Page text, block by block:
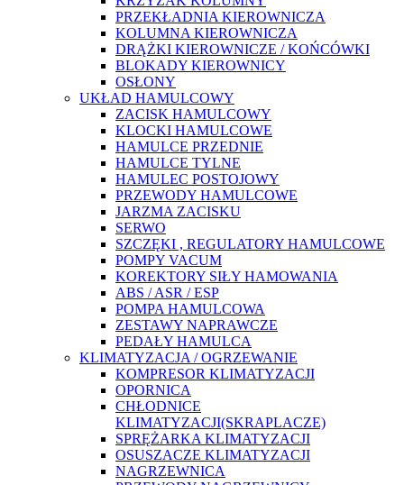
PRZEKŁADNIA KIEROWNICZA
KOLUMNA KIEROWNICZA
DRĄŻKI KIEROWNICZE / KOŃCÓWKI
BLOKADY KIEROWNICY
OSŁONY
UKŁAD HAMULCOWY
ZACISK HAMULCOWY
KLOCKI HAMULCOWE
HAMULCE PRZEDNIE
HAMULCE TYLNE
HAMULEC POSTOJOWY
PRZEWODY HAMULCOWE
JARZMA ZACISKU
SERWO
SZCZĘKI , REGULATORY HAMULCOWE
POMPY VACUM
KOREKTORY SIŁY HAMOWANIA
ABS / ASR / ESP
POMPA HAMULCOWA
ZESTAWY NAPRAWCZE
PEDAŁY HAMULCA
KLIMATYZACJA / OGRZEWANIE
KOMPRESOR KLIMATYZACJI
OPORNICA
CHŁODNICE
KLIMATYZACJI(SKRAPLACZE)
SPRĘŻARKA KLIMATYZACJI
OSUSZACZE KLIMATYZACJI
NAGRZEWNICA